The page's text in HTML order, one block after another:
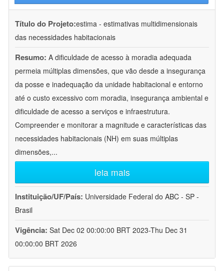
Título do Projeto:estima - estimativas multidimensionais
das necessidades habitacionais
Resumo: A dificuldade de acesso à moradia adequada
permeia múltiplas dimensões, que vão desde a insegurança
da posse e inadequação da unidade habitacional e entorno
até o custo excessivo com moradia, insegurança ambiental e
dificuldade de acesso a serviços e infraestrutura.
Compreender e monitorar a magnitude e características das
necessidades habitacionais (NH) em suas múltiplas
dimensões,...
leia mais
Instituição/UF/País: Universidade Federal do ABC - SP -
Brasil
Vigência: Sat Dec 02 00:00:00 BRT 2023-Thu Dec 31
00:00:00 BRT 2026